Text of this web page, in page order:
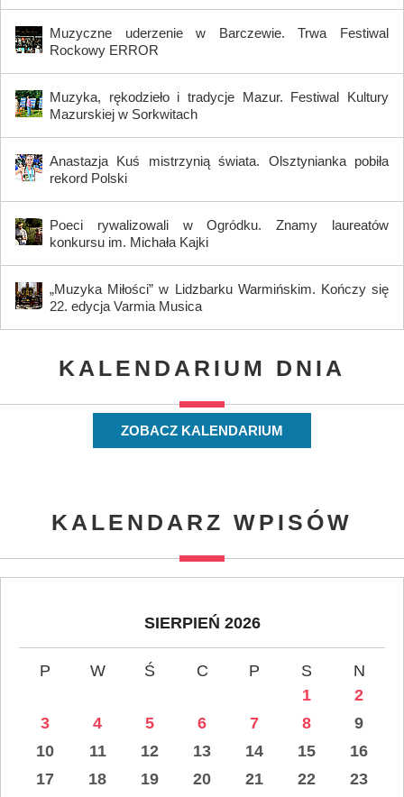
Muzyczne uderzenie w Barczewie. Trwa Festiwal
Rockowy ERROR
Muzyka, rękodzieło i tradycje Mazur. Festiwal Kultury
Mazurskiej w Sorkwitach
Anastazja Kuś mistrzynią świata. Olsztynianka pobiła
rekord Polski
Poeci rywalizowali w Ogródku. Znamy laureatów
konkursu im. Michała Kajki
„Muzyka Miłości” w Lidzbarku Warmińskim. Kończy się
22. edycja Varmia Musica
KALENDARIUM DNIA
ZOBACZ KALENDARIUM
KALENDARZ WPISÓW
SIERPIEŃ 2026
P W Ś C P S
N
1
2
3
4 5 6 7 8
9
10
11 12 13 14 15
16
17
18 19 20 21 22
23